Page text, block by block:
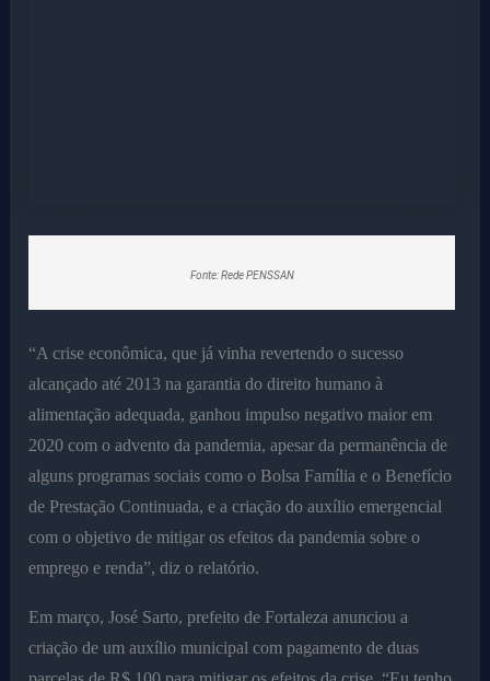
Fonte: Rede PENSSAN
“A crise econômica, que já vinha revertendo o sucesso
alcançado até 2013 na garantia do direito humano à
alimentação adequada, ganhou impulso negativo maior em
2020 com o advento da pandemia, apesar da permanência de
alguns programas sociais como o Bolsa Família e o Benefício
de Prestação Continuada, e a criação do auxílio emergencial
com o objetivo de mitigar os efeitos da pandemia sobre o
emprego e renda”, diz o relatório.
Em março, José Sarto, prefeito de Fortaleza anunciou a
criação de um auxílio municipal com pagamento de duas